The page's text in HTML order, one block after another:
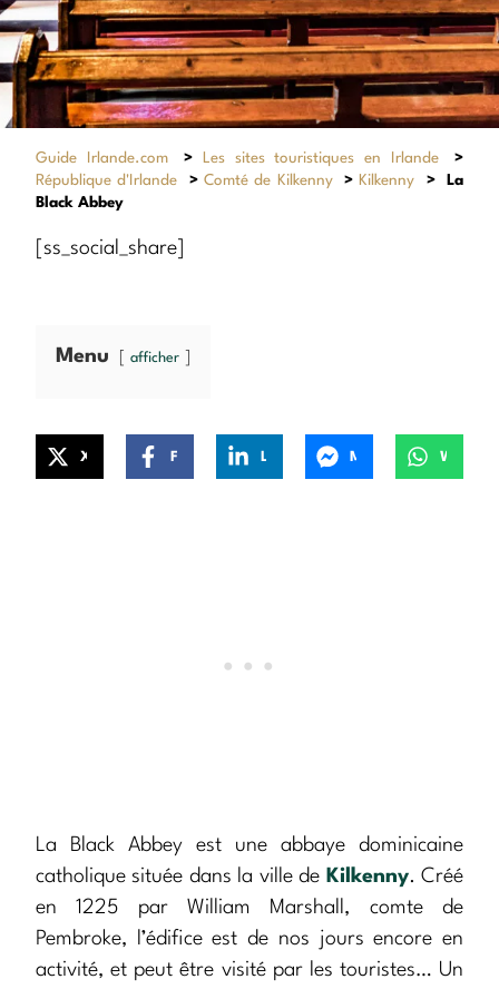
Guide Irlande.com > Les sites touristiques en Irlande
>
République d'Irlande
>Comté de Kilkenny > Kilkenny >
La
Black Abbey
[ss_social_share]
Menu afficher
La Black Abbey est une abbaye dominicaine
catholique située dans la ville de Kilkenny. Créé
en 1225 par William Marshall, comte de
Pembroke, l’édifice est de nos jours encore en
activité, et peut être visité par les touristes… Un